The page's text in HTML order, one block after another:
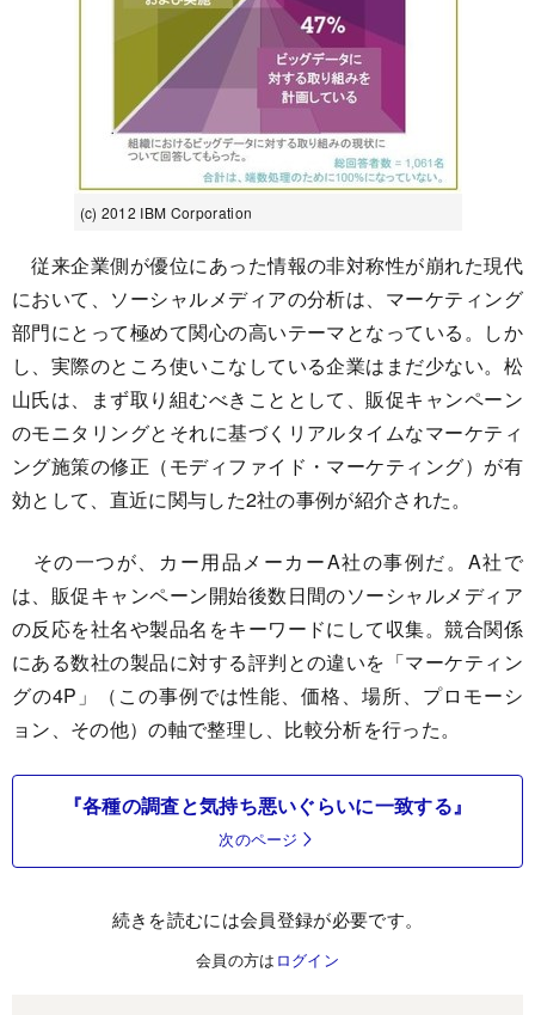
(c) 2012 IBM Corporation
従来企業側が優位にあった情報の非対称性が崩れた現代
において、ソーシャルメディアの分析は、マーケティング
部門にとって極めて関心の高いテーマとなっている。しか
し、実際のところ使いこなしている企業はまだ少ない。松
山氏は、まず取り組むべきこととして、販促キャンペーン
のモニタリングとそれに基づくリアルタイムなマーケティ
ング施策の修正（モディファイド・マーケティング）が有
効として、直近に関与した2社の事例が紹介された。
その一つが、カー用品メーカーA社の事例だ。A社で
は、販促キャンペーン開始後数日間のソーシャルメディア
の反応を社名や製品名をキーワードにして収集。競合関係
にある数社の製品に対する評判との違いを「マーケティン
グの4P」（この事例では性能、価格、場所、プロモーシ
ョン、その他）の軸で整理し、比較分析を行った。
『各種の調査と気持ち悪いぐらいに一致する』
次のページ
続きを読むには会員登録が必要です。
会員の方は ログイン